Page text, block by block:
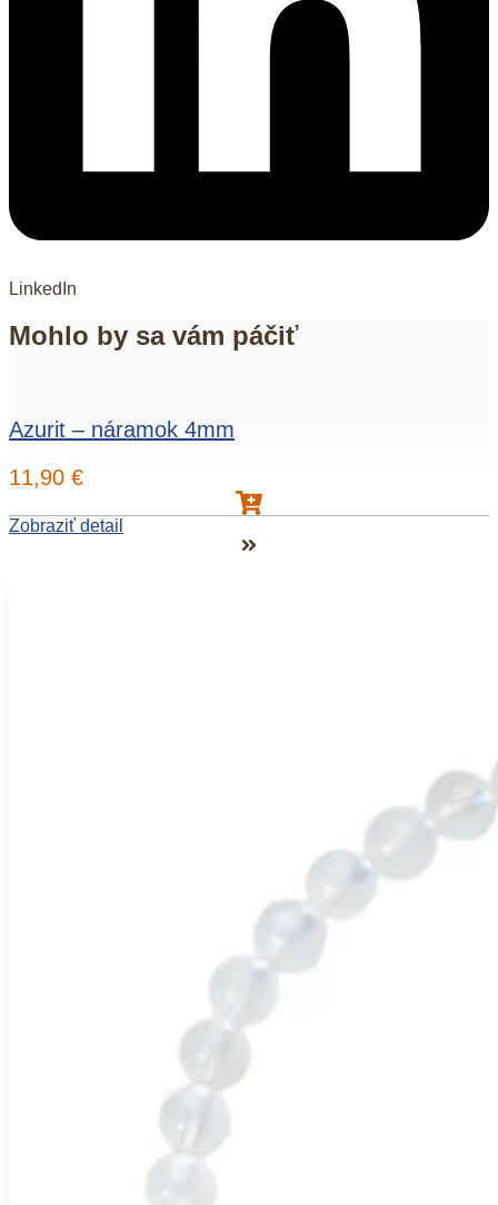
LinkedIn
Mohlo by sa vám páčiť
Azurit – náramok 4mm
11,90 €
Zobraziť detail